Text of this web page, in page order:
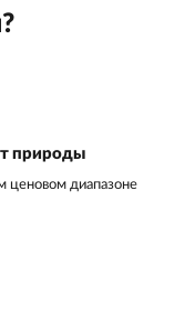
природы
диапазоне